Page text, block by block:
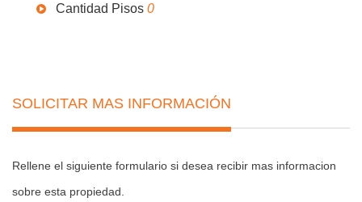
Cantidad Pisos 0
SOLICITAR MAS INFORMACIÓN
Rellene el siguiente formulario si desea recibir mas informacion
sobre esta propiedad.